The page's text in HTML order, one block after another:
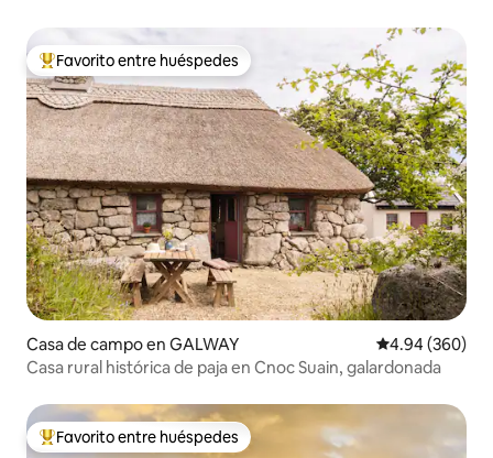
De los mejores en Favorito entre huéspedes
Favorito entre huéspedes
Casa de campo en GALWAY Calificación
4.94 (360)
Casa rural histórica de paja en Cnoc Suain, galardonada
De los mejores en Favorito entre huéspedes
Favorito entre huéspedes